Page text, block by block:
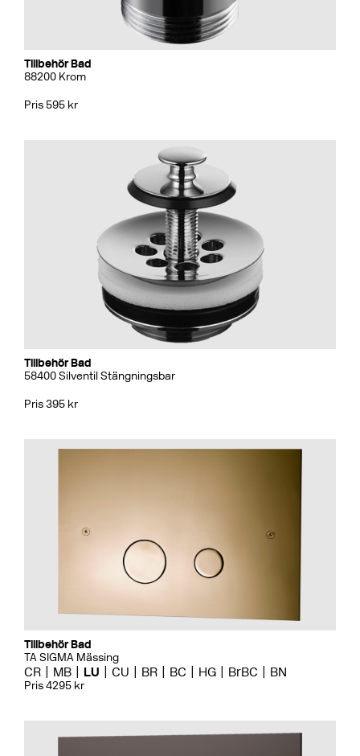
Tillbehör Bad
88200 Krom
Pris 595 kr
Tillbehör Bad
58400 Silventil Stängningsbar
Pris 395 kr
Tillbehör Bad
TA SIGMA Mässing
CR MB LU CU BR BC HG BrBC BN
Pris 4295 kr